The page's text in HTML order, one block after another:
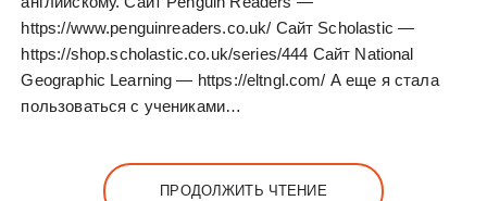
https://www.penguinreaders.co.uk/ Сайт Scholastic —
https://shop.scholastic.co.uk/series/444 Сайт National
Geographic Learning — https://eltngl.com/ А еще я стала
пользоваться с учениками…
ПРОДОЛЖИТЬ ЧТЕНИЕ